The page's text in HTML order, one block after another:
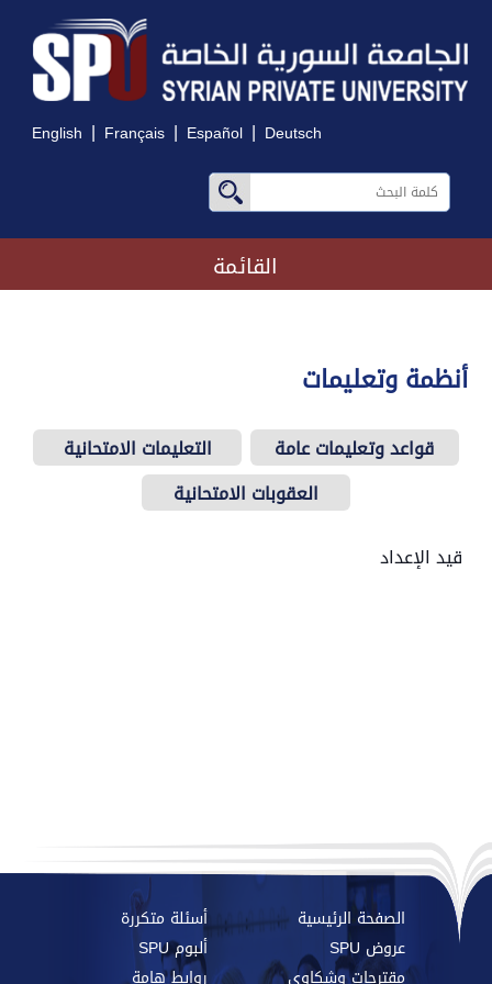
English | Français | Español | Deutsch
القائمة
أنظمة وتعليمات
قواعد وتعليمات عامة
التعليمات الامتحانية
العقوبات الامتحانية
قيد الإعداد
الصفحة الرئيسية
أسئلة متكررة
عروض SPU
ألبوم SPU
مقترحات وشكاوي
روابط هامة